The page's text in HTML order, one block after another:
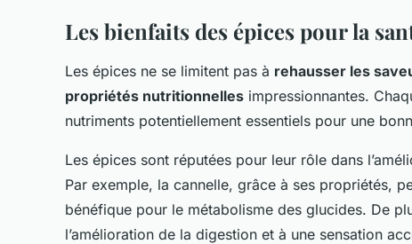
Les bienfaits des épices pour la
Les épices ne se limitent pas à rehausser les
propriétés nutritionnelles impressionnantes.
nutriments potentiellement essentiels pour une
Les épices sont réputées pour leur rôle dans
Par exemple, la cannelle, grâce à ses propriétés,
bénéfique pour le métabolisme des glucides. De
l’amélioration de la digestion et à une sensation